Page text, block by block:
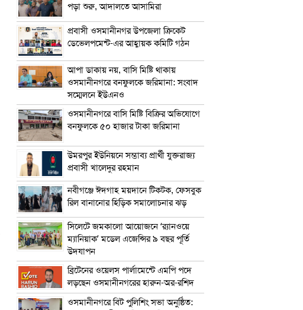
পড়া শুরু, আদালতে আসামিরা
প্রবাসী ওসমানীনগর উপজেলা ক্রিকেট
ডেভেলপমেন্ট-এর আহ্বায়ক কমিটি গঠন
আপা ডাকায় নয়, বাসি মিষ্টি থাকায়
ওসমানীনগরে বনফুলকে জরিমানা: সংবাদ
সম্মেলনে ইউএনও
ওসমানীনগরে বাসি মিষ্টি বিক্রির অভিযোগে
বনফুলকে ৫০ হাজার টাকা জরিমানা
উমরপুর ইউনিয়নে সম্ভাব্য প্রার্থী যুক্তরাজ্য
প্রবাসী খালেদুর রহমান
নবীগঞ্জে ঈদগাহ ময়দানে টিকটক, ফেসবুক
রিল বানানোর হিড়িক সমালোচনার ঝড়
সিলেটে জমকালো আয়োজনে ‘র‍্যানওয়ে
ম্যানিয়াক’ মডেল এজেন্সির ৯ বছর পূর্তি
উদযাপন
ব্রিটেনের ওয়েলস পার্লামেন্টে এমপি পদে
লড়ছেন ওসমানীনগরের হারুন-অর-রশিদ
ওসমানীনগরে বিট পুলিশিং সভা অনুষ্ঠিত: